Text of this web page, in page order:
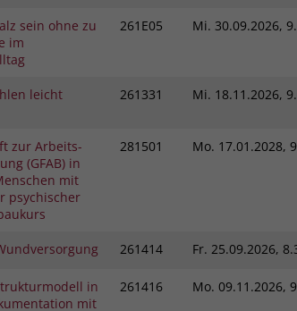
sein ohne zu
im
261E05 Mi. 30.09.2026,
leicht
261331 Mi. 18.11.2026,
zur Arbeits-
(GFAB) in
mit
psychischer
281501 Mo. 17.01.2028,
261414 Fr. 25.09.2026,
in
mit
261416 Mo. 09.11.2026,